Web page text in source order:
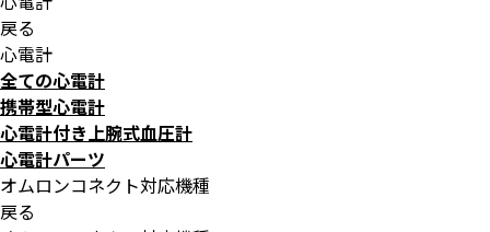
戻る
心電計
全ての心電計
携帯型心電計
心電計付き上腕式血圧計
心電計パーツ
オムロンコネクト対応機種
戻る